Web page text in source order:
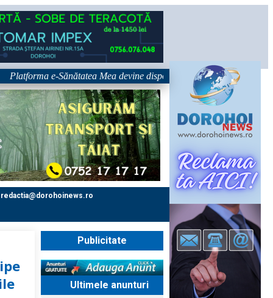
e-Sănătatea Mea devine disponibilă pe 1 septembrie:
redactia@dorohoinews.ro
Publicitate
Ultimele anunturi